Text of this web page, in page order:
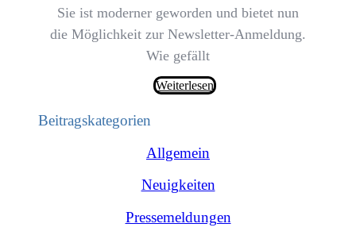
Sie ist moderner geworden und bietet nun
die Möglichkeit zur Newsletter-Anmeldung.
Wie gefällt
Weiterlesen
Beitragskategorien
Allgemein
Neuigkeiten
Pressemeldungen